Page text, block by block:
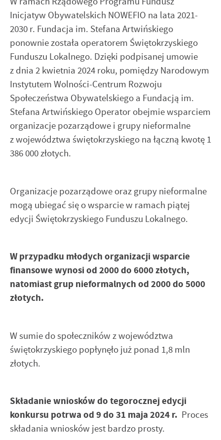
Inicjatyw Obywatelskich NOWEFIO na lata 2021-
2030 r. Fundacja im. Stefana Artwińskiego
ponownie została operatorem Świętokrzyskiego
Funduszu Lokalnego. Dzięki podpisanej umowie
z dnia 2 kwietnia 2024 roku, pomiędzy Narodowym
Instytutem Wolności-Centrum Rozwoju
Społeczeństwa Obywatelskiego a Fundacją im.
Stefana Artwińskiego Operator obejmie wsparciem
organizacje pozarządowe i grupy nieformalne
z województwa świętokrzyskiego na łączną kwotę 1
386 000 złotych.
Organizacje pozarządowe oraz grupy nieformalne
mogą ubiegać się o wsparcie w ramach piątej
edycji Świętokrzyskiego Funduszu Lokalnego.
W przypadku młodych organizacji wsparcie
finansowe wynosi od 2000 do 6000 złotych,
natomiast grup nieformalnych od 2000 do 5000
złotych.
W sumie do społeczników z województwa
świętokrzyskiego popłynęło już ponad 1,8 mln
złotych.
Składanie wniosków do tegorocznej edycji
konkursu potrwa od 9 do 31 maja 2024 r. Proces
składania wniosków jest bardzo prosty.
użytkowników. Zgromadzone informacje są przetwarzane w
formie zanonimizowanej. Wyrażenie zgody na analityczne
pliki cookies gwarantuje dostępność wszystkich
funkcjonalności.
najciekawsze informacje i aktualności na stronach naszych
partnerów.
Promocyjne pliki cookies służą do prezentowania Ci naszych
komunikatów na podstawie analizy Twoich upodobań oraz
Twoich zwyczajów dotyczących przeglądanej witryny
internetowej. Treści promocyjne mogą pojawić się na
stronach podmiotów trzecich lub firm będących naszymi
partnerami oraz innych dostawców usług. Firmy te działają
w charakterze pośredników prezentujących nasze treści w
postaci wiadomości, ofert, komunikatów mediów
społecznościowych.
Więcej